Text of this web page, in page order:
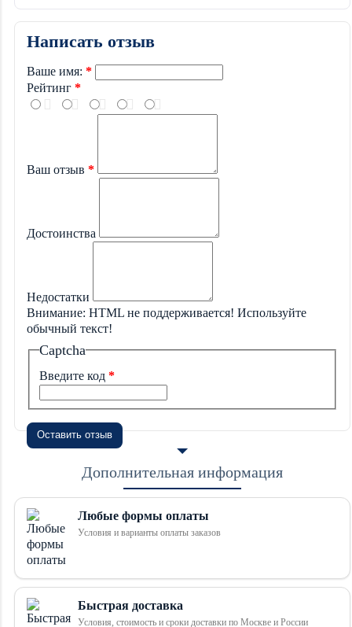
Написать отзыв
Ваше имя:
Рейтинг
Ваш отзыв
Достоинства
Недостатки
Внимание: HTML не поддерживается! Используйте
обычный текст!
Captcha
Введите код
Оставить отзыв
Дополнительная информация
Любые формы оплаты
Условия и варианты оплаты заказов
Быстрая доставка
Условия, стоимость и сроки доставки по Москве и России